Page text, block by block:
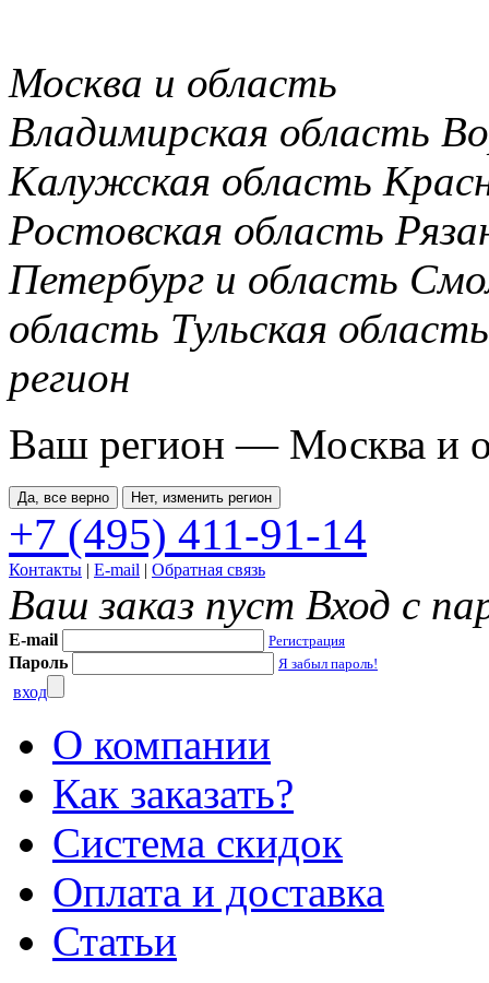
Москва и область
Владимирская область
Калужская область
Ростовская область
Петербург и область
область Тульская область
регион
Ваш регион — Москва и
Да, все верно Нет, изменить регион
+7 (495) 411-91-14
Контакты | E-mail | Обратная связь
Ваш заказ пуст Вход с
E-mail Регистрация
Пароль Я забыл пароль!
вход
О компании
Как заказать?
Система скидок
Оплата и доставка
Статьи